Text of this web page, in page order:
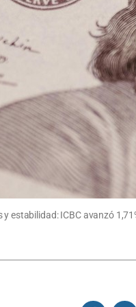
estabilidad: ICBC avanzó